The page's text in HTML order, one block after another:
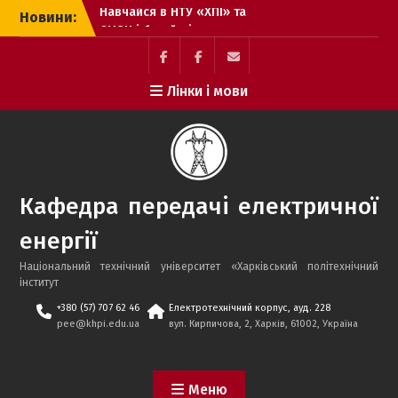
Перейти
Новини:
електроенергетиці
KNESS запрошує
студентів та випускників
на роботу в енергетичній
Гордість кафедри ПЕЕ: 17
відмінників за
результатами весняного
семестру 2025–2026 н.р.
Здобувачі кафедри
передачі електричної
енергії успішно пройшли
«Енергетик»
іноземними здобувачами
бакалаврських робіт
Facebook
кафедри
Electrolium
mail
Лінки і мови
Кафедра передачі електричної
енергії
Національний технічний університет «Харківський політехнічний
інститут
+380 (57) 707 62 46
pee@khpi.edu.ua
Електротехнічний корпус, ауд. 228
вул. Кирпичова, 2, Харків, 61002, Україна
Меню